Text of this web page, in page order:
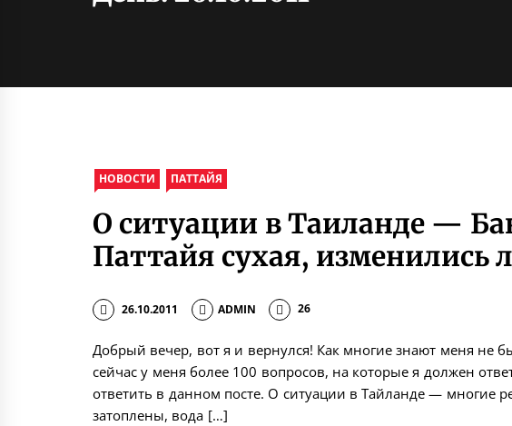
НОВОСТИ ПАТТАЙЯ
О ситуации в Таиланде —
Паттайя сухая, изменились
26.10.2011 ADMIN 26
Добрый вечер, вот я и вернулся! Как многие знают меня не
сейчас у меня более 100 вопросов, на которые я должен
ответить в данном посте. О ситуации в Тайланде — многие
затоплены, вода […]